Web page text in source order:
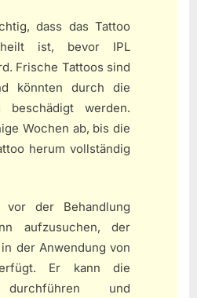
dass das Tattoo
ist, bevor IPL
Frische Tattoos sind
könnten durch die
beschädigt werden.
Wochen ab, bis die
herum vollständig
der Behandlung
aufzusuchen, der
der Anwendung von
Er kann die
durchführen und